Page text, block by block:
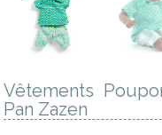
Vêtements
Pan Zazen